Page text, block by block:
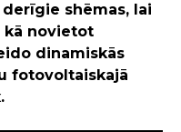
shēmas, lai
kā novietot
dinamiskās
fotovoltaiskajā